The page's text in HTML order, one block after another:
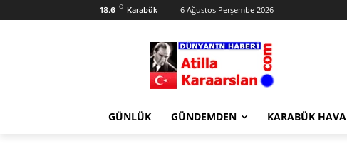
18.6 C Karabük 6 Ağustos Perşembe 2026
GÜNLÜK GÜNDEMDEN KARABÜK HAVA